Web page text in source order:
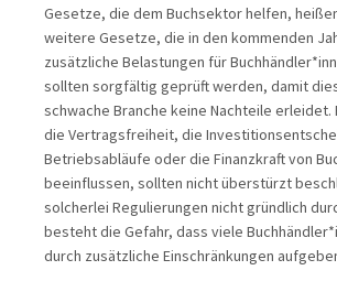
Gesetze, die dem Buchsektor helfen,
weitere Gesetze, die in den kommenden
zusätzliche Belastungen für
sollten sorgfältig geprüft werden, damit
schwache Branche keine Nachteile erleidet.
die Vertragsfreiheit, die
Betriebsabläufe oder die Finanzkraft von
beeinflussen, sollten nicht überstürzt
solcherlei Regulierungen nicht gründlich
besteht die Gefahr, dass viele
durch zusätzliche Einschränkungen